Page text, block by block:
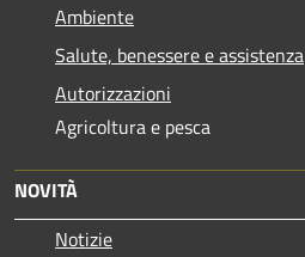
Ambiente
Salute, benessere e assistenza
Autorizzazioni
Agricoltura e pesca
NOVITÀ
Notizie